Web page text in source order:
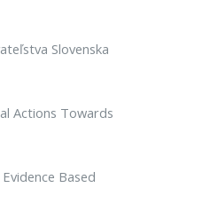
Slovenska
Actions Towards
Based